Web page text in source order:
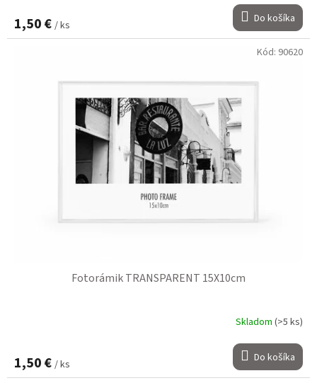
1,50 € / ks Do košíka
Fotorámik TRANSPARENT 15X10cm
Skladom (>5 ks)
1,50 € / ks Do košíka
Kód: 90620